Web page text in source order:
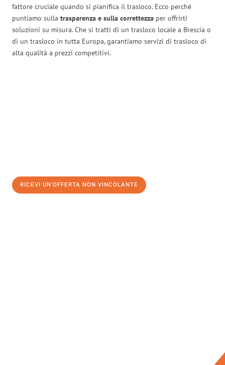
fattore cruciale quando si pianifica il trasloco. Ecco perché
puntiamo sulla trasparenza e sulla correttezza per offrirti
soluzioni su misura. Che si tratti di un trasloco locale a Brescia o
di un trasloco in tutta Europa, garantiamo servizi di trasloco di
alta qualità a prezzi competitivi.
RICEVI UN'OFFERTA NON VINCOLANTE